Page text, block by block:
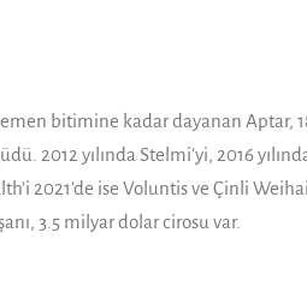
bitimine kadar dayanan Aptar,
2012 yılında Stelmi’yi, 2016
2021’de ise Voluntis ve Çinli
3.5 milyar dolar cirosu var.